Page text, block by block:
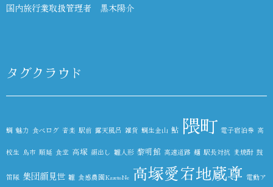
国内旅行業取扱管理者 黒木陽介
タグクラウド
鯛 魅力 食べログ 音楽 駅前 露天風呂 雑貨 鯛生金山 鮎 隈町 電子宿泊券 高
校生 鳥市 順延 食堂 高塚 顔出し 雛人形 黎明館 高速道路 麺 駅長対抗 麦焼酎 鼓
笛隊 集団顔見世 雛 食感農園KazetoNe 高塚愛宕地蔵尊 電動ア